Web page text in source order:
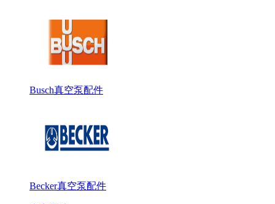
Busch真空泵配件
Becker真空泵配件